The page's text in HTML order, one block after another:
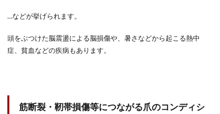
…などが挙げられます。
頭をぶつけた脳震盪による脳損傷や、暑さなどから起こる熱中
症、貧血などの疾病もあります。
筋断裂・靭帯損傷等につながる爪のコンディシ